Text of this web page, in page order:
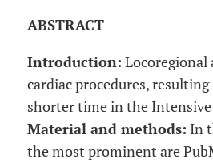
ABSTRACT
Introduction: Locoregional
cardiac procedures,
shorter time in the Intensive
Material and methods: In
the most prominent are